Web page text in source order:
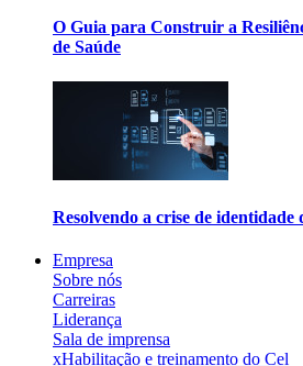
O Guia para Construir a
de Saúde
Resolvendo a crise de identidade
Empresa
Sobre nós
Carreiras
Liderança
Sala de imprensa
xHabilitação e treinamento do Cel